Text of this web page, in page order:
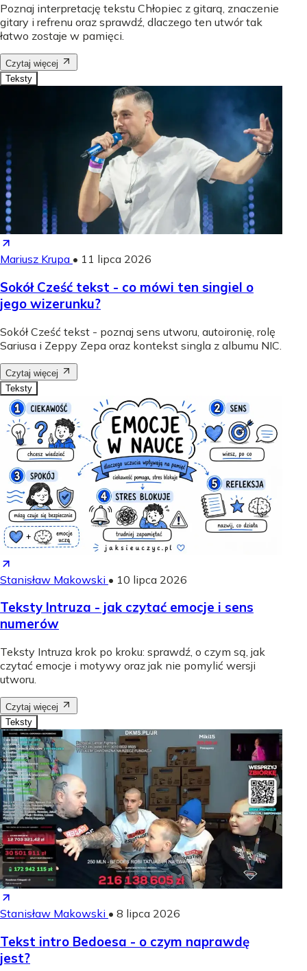
Poznaj interpretację tekstu Chłopiec z gitarą, znaczenie
gitary i refrenu oraz sprawdź, dlaczego ten utwór tak
łatwo zostaje w pamięci.
Czytaj więcej
Teksty
Mariusz Krupa • 11 lipca 2026
Sokół Cześć tekst - co mówi ten singiel o
jego wizerunku?
Sokół Cześć tekst - poznaj sens utworu, autoironię, rolę
Sariusa i Zeppy Zepa oraz kontekst singla z albumu NIC.
Czytaj więcej
Teksty
Stanisław Makowski • 10 lipca 2026
Teksty Intruza - jak czytać emocje i sens
numerów
Teksty Intruza krok po kroku: sprawdź, o czym są, jak
czytać emocje i motywy oraz jak nie pomylić wersji
utworu.
Czytaj więcej
Teksty
Stanisław Makowski • 8 lipca 2026
Tekst intro Bedoesa - o czym naprawdę
jest?